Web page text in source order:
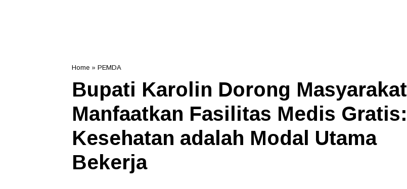
Home » PEMDA
Bupati Karolin Dorong Masyarakat
Manfaatkan Fasilitas Medis Gratis:
Kesehatan adalah Modal Utama
Bekerja